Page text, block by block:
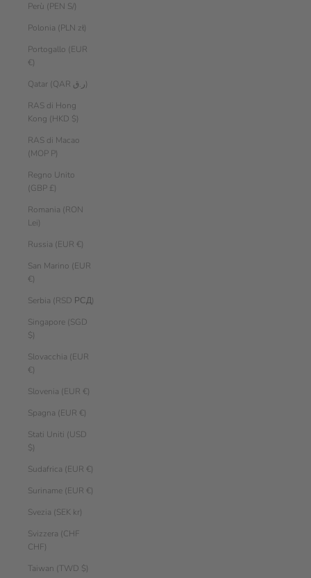
Perù (PEN S/)
Polonia (PLN zł)
Portogallo (EUR
€)
Qatar (QAR ر.ق)
RAS di Hong
Kong (HKD $)
RAS di Macao
(MOP P)
Regno Unito
(GBP £)
Romania (RON
Lei)
Russia (EUR €)
San Marino (EUR
€)
Serbia (RSD РСД)
Singapore (SGD
$)
Slovacchia (EUR
€)
Slovenia (EUR €)
Spagna (EUR €)
Stati Uniti (USD
$)
Sudafrica (EUR €)
Suriname (EUR €)
Svezia (SEK kr)
Svizzera (CHF
CHF)
Taiwan (TWD $)